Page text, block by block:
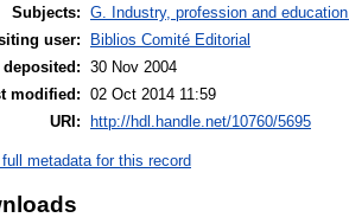
Subjects: G. Industry, profession and
user:
Biblios Comité Editorial
deposited: 30 Nov 2004
modified: 02 Oct 2014 11:59
URI:
http://hdl.handle.net/10760/5695
metadata for this record